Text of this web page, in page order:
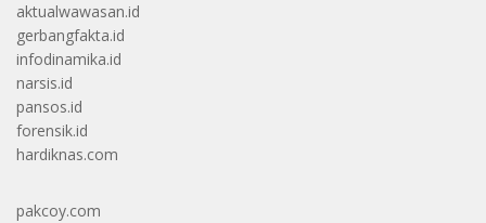
aktualwawasan.id
gerbangfakta.id
infodinamika.id
narsis.id
pansos.id
forensik.id
hardiknas.com
pakcoy.com